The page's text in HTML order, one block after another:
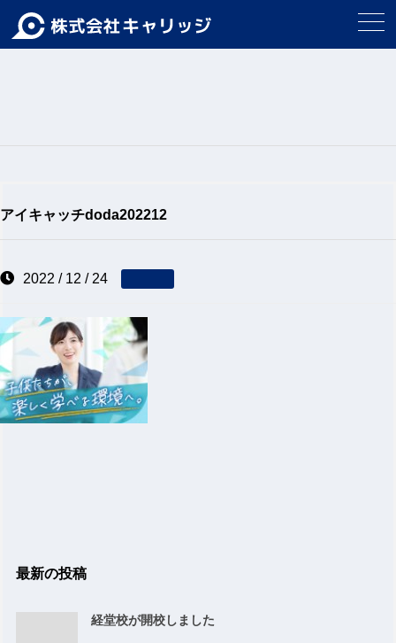
アイキャッチdoda202212
2022 / 12 / 24
最新の投稿
経堂校が開校しました